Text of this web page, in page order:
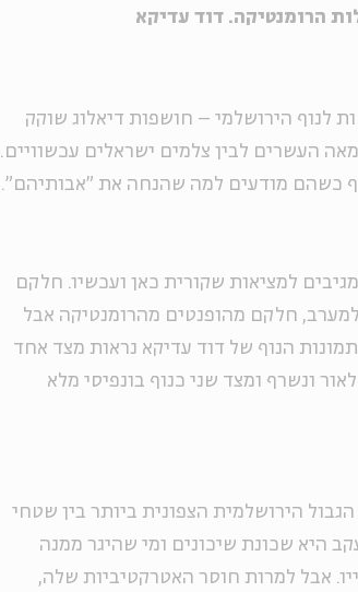
הרומנטיקה. דוד עדיקא
לנוף הירושלמי – חושפות דיאלוג שוקק
ה-19 ותחילת המאה העשרים לבין צלמים ישראלים עכשוויים.
כשהם מודעים למה שהנחה את "אבותיהם".
למציאות שקורית כאן ועכשיו. חלקם
למערב, חלקם מהופנטים מהרומנטיקה אבל
הנוף של דוד עדיקא נראות מצד אחד
ונשרף ומצד שני כנוף בונפיסי מלא
הירושלמית הצפונית ביותר בין שטחי
היא שכונת שיכונים ומי שהיגר ממנה
אבל למרות חוסר האטרקטיביות שלה,